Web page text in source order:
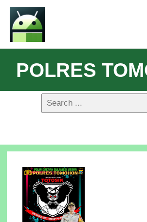
POLRES